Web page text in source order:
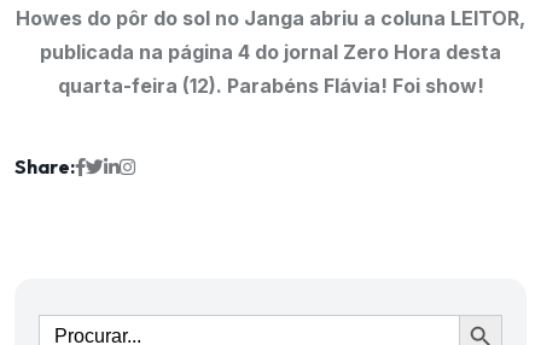
Howes do pôr do sol no Janga abriu a coluna LEITOR,
publicada na página 4 do jornal Zero Hora desta
quarta-feira (12). Parabéns Flávia! Foi show!
Share:
Ir